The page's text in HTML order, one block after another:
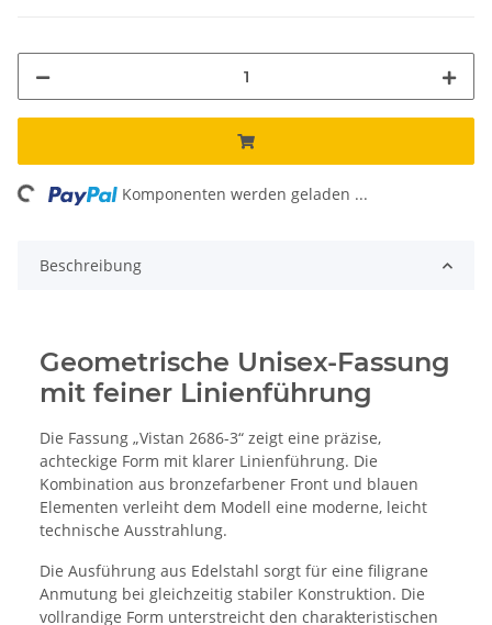
Komponenten werden geladen ...
Beschreibung
Geometrische Unisex-Fassung
mit feiner Linienführung
Die Fassung „Vistan 2686-3“ zeigt eine präzise,
achteckige Form mit klarer Linienführung. Die
Kombination aus bronzefarbener Front und blauen
Elementen verleiht dem Modell eine moderne, leicht
technische Ausstrahlung.
Die Ausführung aus Edelstahl sorgt für eine filigrane
Anmutung bei gleichzeitig stabiler Konstruktion. Die
vollrandige Form unterstreicht den charakteristischen